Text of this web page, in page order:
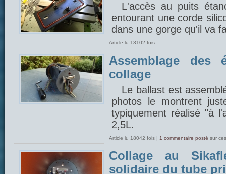
L'accès au puits
entourant une corde
dans une gorge qu'il va
Article lu 13102 fois
Assemblage des
collage
Le ballast est
photos le montrent
typiquement réalisé "à
2,5L.
Article lu 18042 fois | 1 commentaire posté sur
Collage au
solidaire du tube